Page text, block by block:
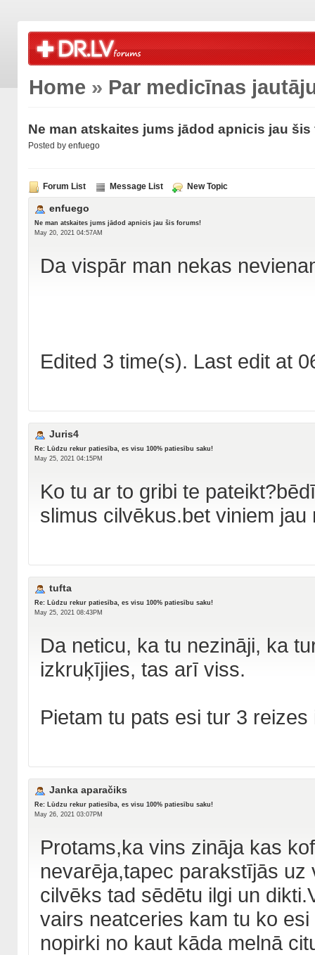
Home » Par medicīnas
Ne man atskaites jums jādod apnicis jau
Posted by enfuego
Forum List Message List New Topic
enfuego
Ne man atskaites jums jādod apnicis jau šis forums!
May 20, 2021 04:57AM
Da vispār man nekas
Edited 3 time(s). Last edit at
Juris4
Re: Lūdzu rekur patiesība, es visu 100% patiesību saku!
May 25, 2021 04:15PM
Ko tu ar to gribi te
slimus cilvēkus.bet viniem
tufta
Re: Lūdzu rekur patiesība, es visu 100% patiesību saku!
May 25, 2021 08:43PM
Da neticu, ka tu nezināji, ka
izkruķījies, tas arī viss.
Pietam tu pats esi tur 3
Janka aparačiks
Re: Lūdzu rekur patiesība, es visu 100% patiesību saku!
May 26, 2021 03:07PM
Protams,ka vins zināja kas
nevarēja,tapec parakstījās
cilvēks tad sēdētu ilgi un
vairs neatceries kam tu ko
nopirki no kaut kāda melnā